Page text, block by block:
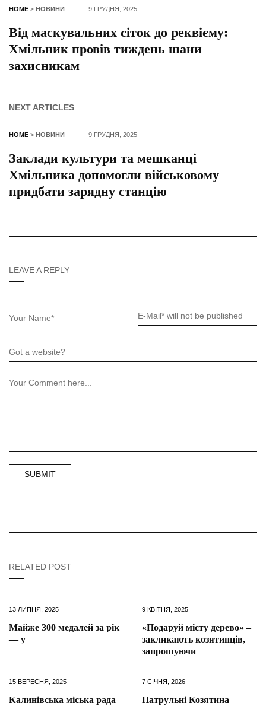
HOME > НОВИНИ 9 ГРУДНЯ, 2025
Від маскувальних сіток до реквієму:
Хмільник провів тиждень шани
захисникам
NEXT ARTICLES
HOME > НОВИНИ 9 ГРУДНЯ, 2025
Заклади культури та мешканці
Хмільника допомогли військовому
придбати зарядну станцію
LEAVE A REPLY
RELATED POST
13 ЛИПНЯ, 2025
Майже 300 медалей за рік
— у
9 КВІТНЯ, 2025
«Подаруй місту дерево» –
закликають козятинців,
запрошуючи
15 ВЕРЕСНЯ, 2025
Калинівська міська рада
7 СІЧНЯ, 2026
Патрульні Козятина